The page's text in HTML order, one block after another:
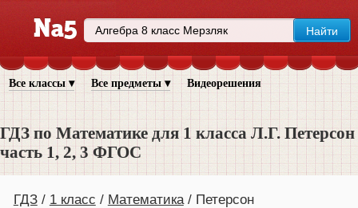
Все классы ▾ Все предметы ▾ Видеорешения
ГДЗ по Математике для 1 класса Л.Г. Петерсон
часть 1, 2, 3 ФГОС
ГДЗ 1 класс Математика Петерсон